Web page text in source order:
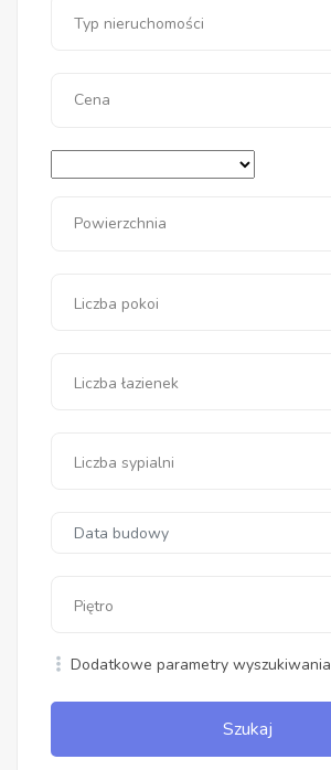
Typ nieruchomości
Cena
Powierzchnia
Liczba pokoi
Liczba łazienek
Liczba sypialni
Piętro
Dodatkowe parametry wyszukiwania
Szukaj